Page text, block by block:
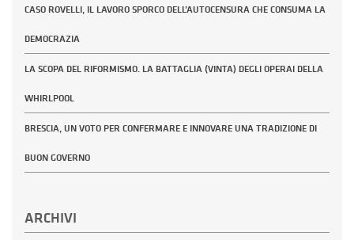
CASO ROVELLI, IL LAVORO SPORCO DELL’AUTOCENSURA CHE CONSUMA LA
DEMOCRAZIA
LA SCOPA DEL RIFORMISMO. LA BATTAGLIA (VINTA) DEGLI OPERAI DELLA
WHIRLPOOL
BRESCIA, UN VOTO PER CONFERMARE E INNOVARE UNA TRADIZIONE DI
BUON GOVERNO
ARCHIVI